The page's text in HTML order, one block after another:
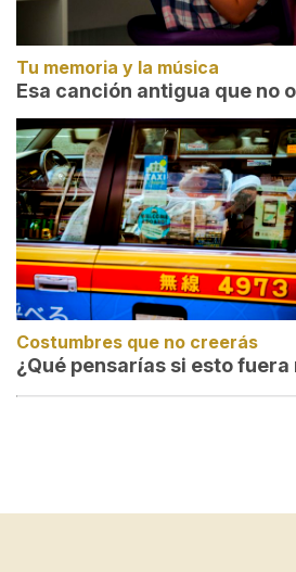
Tu memoria y la música
Esa canción antigua que no
Costumbres que no creerás
¿Qué pensarías si esto